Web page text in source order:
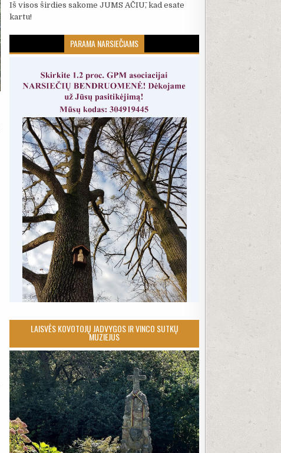
Iš visos širdies sakome JUMS AČIŪ, kad esate
kartu!
PARAMA NARSIEČIAMS
LAISVĖS KOVOTOJŲ JADVYGOS IR VINCO SUTKŲ
MUZIEJUS